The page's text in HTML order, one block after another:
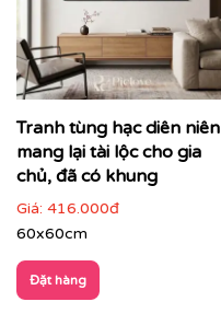
Tranh tùng hạc diên niên
mang lại tài lộc cho gia
chủ, đã có khung
Giá: 416.000đ
60x60cm
Đặt hàng